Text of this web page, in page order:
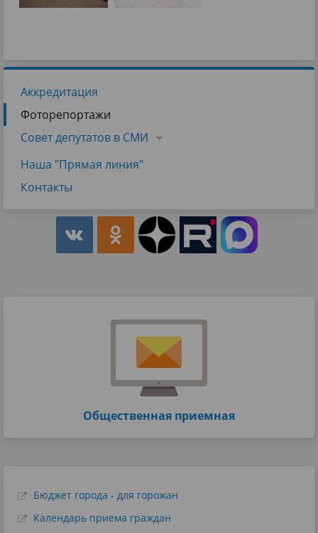
Аккредитация
Фоторепортажи
Совет депутатов в СМИ
Наша "Прямая линия"
Контакты
Общественная приемная
Бюджет города - для горожан
Календарь приема граждан